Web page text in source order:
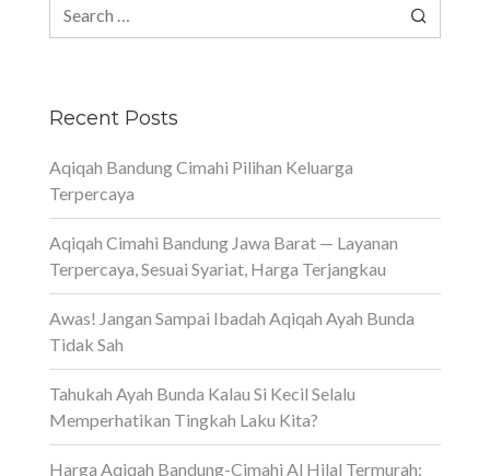
Recent Posts
Aqiqah Bandung Cimahi Pilihan Keluarga
Terpercaya
Aqiqah Cimahi Bandung Jawa Barat — Layanan
Terpercaya, Sesuai Syariat, Harga Terjangkau
Awas! Jangan Sampai Ibadah Aqiqah Ayah Bunda
Tidak Sah
Tahukah Ayah Bunda Kalau Si Kecil Selalu
Memperhatikan Tingkah Laku Kita?
Harga Aqiqah Bandung-Cimahi Al Hilal Termurah: